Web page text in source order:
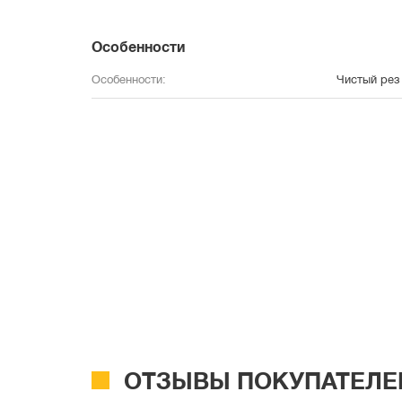
Особенности
Особенности: Чистый рез
ОТЗЫВЫ